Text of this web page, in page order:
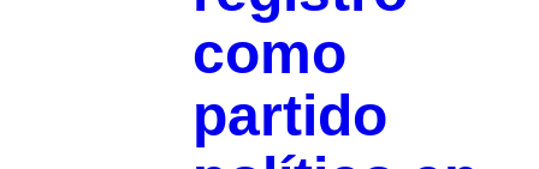
como
partido